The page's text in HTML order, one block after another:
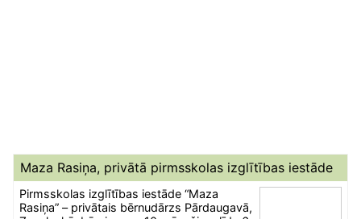
Maza Rasiņa, privātā pirmsskolas izglītības iestāde
Pirmsskolas izglītības iestāde “Maza
Rasiņa” – privātais bērnudārzs Pārdaugavā,